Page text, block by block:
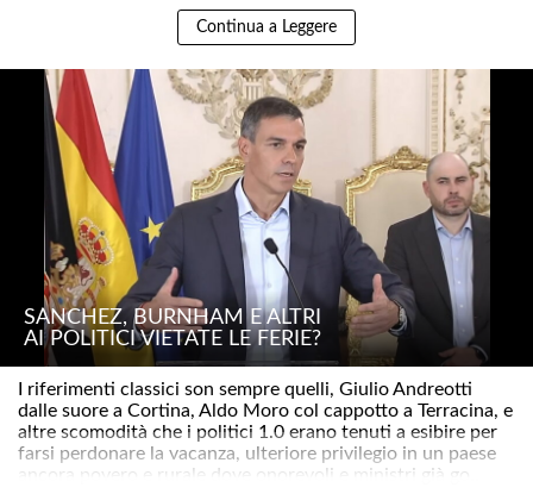
Continua a Leggere
SÁNCHEZ, BURNHAM E ALTRI
AI POLITICI VIETATE LE FERIE?
I riferimenti classici son sempre quelli, Giulio Andreotti
dalle suore a Cortina, Aldo Moro col cappotto a Terracina, e
altre scomodità che i politici 1.0 erano tenuti a esibire per
farsi perdonare la vacanza, ulteriore privilegio in un paese
ancora povero e rurale dove onorevoli e ministri già go..